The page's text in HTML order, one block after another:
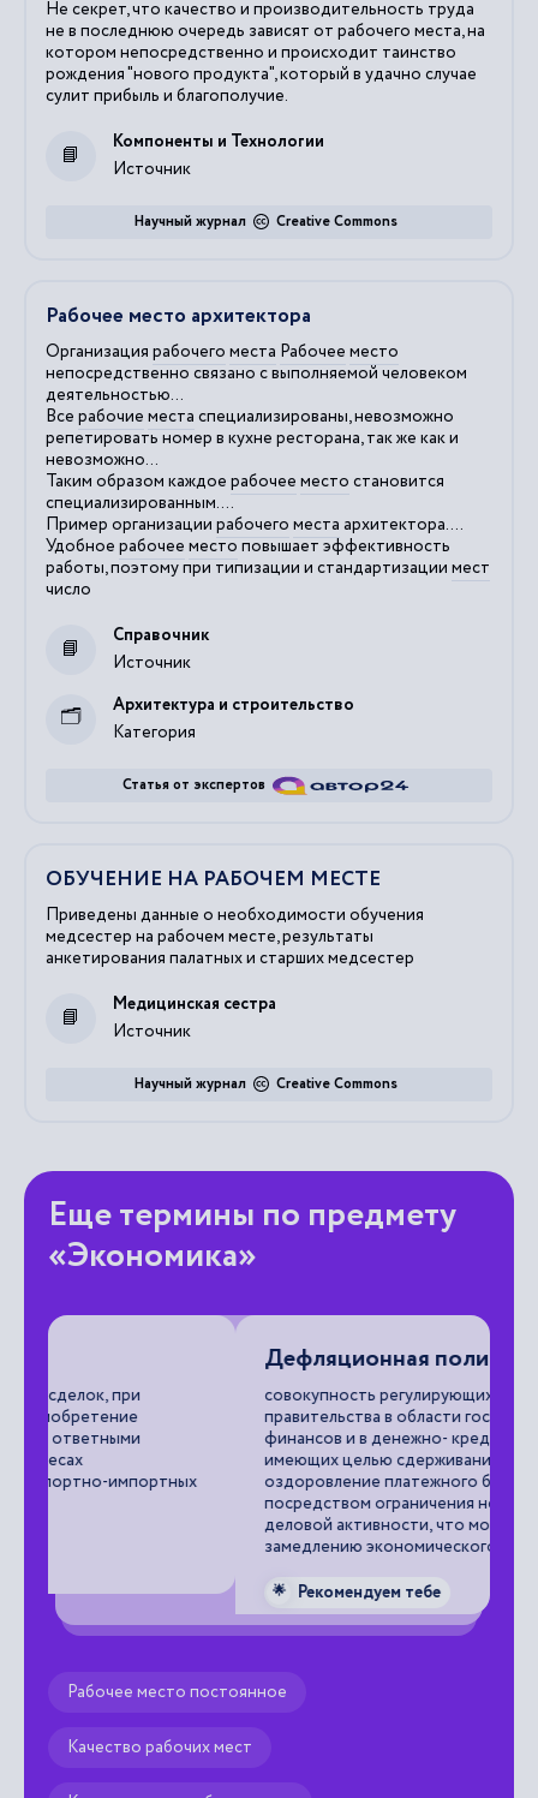
Не секрет, что качество и производительность труда
не в последнюю очередь зависят от рабочего места, на
котором непосредственно и происходит таинство
рождения "нового продукта", который в удачно случае
сулит прибыль и благополучие.
Источник
Компоненты и Технологии
Creative Commons
Научный журнал
Рабочее место архитектора
Организация рабочего места Рабочее место
непосредственно связано с выполняемой человеком
деятельностью...
Все рабочие места специализированы, невозможно
репетировать номер в кухне ресторана, так же как и
невозможно...
Таким образом каждое рабочее место становится
специализированным....
Пример организации рабочего места архитектора....
Удобное рабочее местоповышает эффективность
работы, поэтому при типизации и стандартизации мест
число
Источник
Справочник
Категория
Архитектура и строительство
Статья от экспертов
ОБУЧЕНИЕ НА РАБОЧЕМ МЕСТЕ
Приведены данные о необходимости обучения
медсестер на рабочем месте, результаты
анкетирования палатных и старших медсестер
Источник
Медицинская сестра
Creative Commons
Научный журнал
Еще термины по предмету
«Экономика»
Дефляционная политика
совокупность регулирующих мероприятий
правительства в области государственных
финансов и в денежно- кредитной сфере,
имеющих целью сдерживание инфляции и
оздоровление платежного баланса
посредством ограничения некоторых видов
деловой активности, что может вести к
замедлению экономического роста.
🌟 Рекомендуем тебе